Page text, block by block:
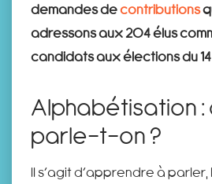
demandes decontributions
adressons aux 204 élus
candidats aux élections du
Alphabétisation :
parle-t-on ?
Il s’agit d’apprendre à parler,